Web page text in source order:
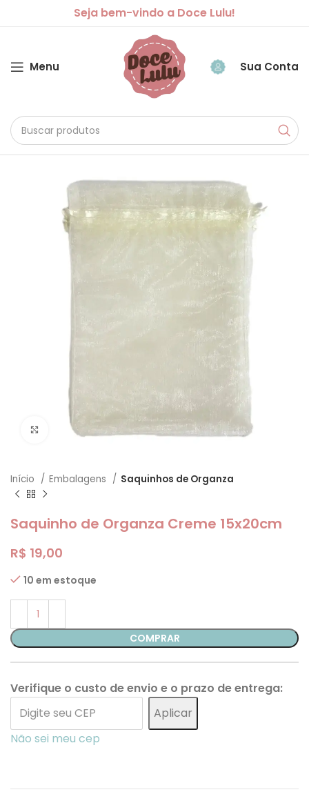
Seja bem-vindo a Doce Lulu!
Menu Sua Conta
Clique para ampliar
Início Embalagens Saquinhos de Organza
Saquinho de Organza Creme 15x20cm
R$ 19,00
10 em estoque
COMPRAR
Verifique o custo de envio e o prazo de entrega:
Aplicar
Não sei meu cep